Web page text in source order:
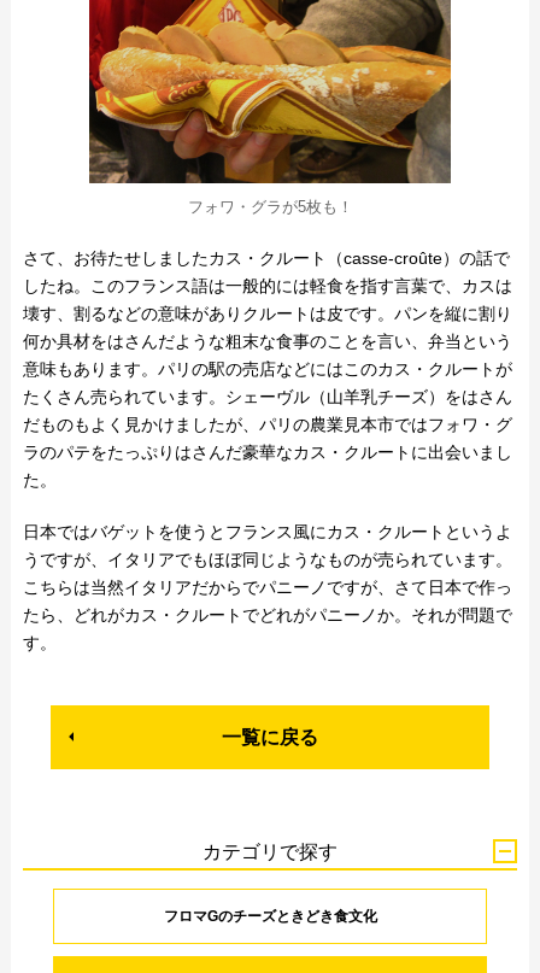
フォワ・グラが5枚も！
さて、お待たせしましたカス・クルート（casse-croûte）の話で
したね。このフランス語は一般的には軽食を指す言葉で、カスは
壊す、割るなどの意味がありクルートは皮です。パンを縦に割り
何か具材をはさんだような粗末な食事のことを言い、弁当という
意味もあります。パリの駅の売店などにはこのカス・クルートが
たくさん売られています。シェーヴル（山羊乳チーズ）をはさん
だものもよく見かけましたが、パリの農業見本市ではフォワ・グ
ラのパテをたっぷりはさんだ豪華なカス・クルートに出会いまし
た。
日本ではバゲットを使うとフランス風にカス・クルートというよ
うですが、イタリアでもほぼ同じようなものが売られています。
こちらは当然イタリアだからでパニーノですが、さて日本で作っ
たら、どれがカス・クルートでどれがパニーノか。それが問題で
す。
一覧に戻る
カテゴリで探す
フロマGのチーズときどき食文化